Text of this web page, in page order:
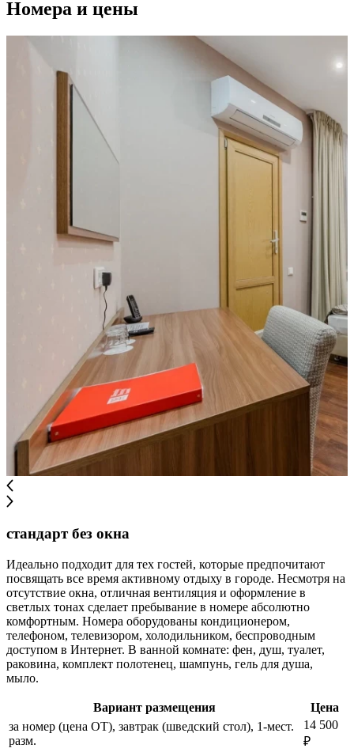
Номера и цены
стандарт без окна
Идеально подходит для тех гостей, которые предпочитают
посвящать все время активному отдыху в городе. Несмотря на
отсутствие окна, отличная вентиляция и оформление в
светлых тонах сделает пребывание в номере абсолютно
комфортным. Номера оборудованы кондиционером,
телефоном, телевизором, холодильником, беспроводным
доступом в Интернет. В ванной комнате: фен, душ, туалет,
раковина, комплект полотенец, шампунь, гель для душа,
мыло.
Вариант размещения
Цена
за номер (цена ОТ), завтрак (шведский стол), 1-мест.
разм.
14 500
₽